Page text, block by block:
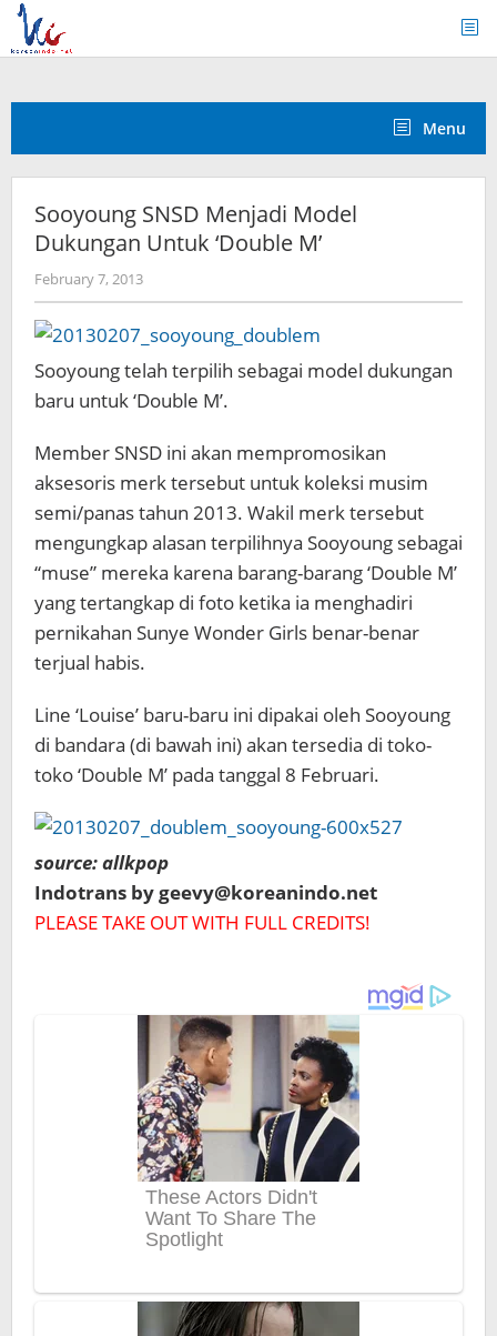
Skip
content
Menu
Sooyoung SNSD Menjadi Model
Dukungan Untuk ‘Double M’
February 7, 2013by
Koreanindo
Sooyoung telah terpilih sebagai model dukungan
baru untuk ‘Double M’.
Member SNSD ini akan mempromosikan
aksesoris merk tersebut untuk koleksi musim
semi/panas tahun 2013. Wakil merk tersebut
mengungkap alasan terpilihnya Sooyoung sebagai
“muse” mereka karena barang-barang ‘Double M’
yang tertangkap di foto ketika ia menghadiri
pernikahan Sunye Wonder Girls benar-benar
terjual habis.
Line ‘Louise’ baru-baru ini dipakai oleh Sooyoung
di bandara (di bawah ini) akan tersedia di toko-
toko ‘Double M’ pada tanggal 8 Februari.
source: allkpop
Indotrans by geevy@koreanindo.net
PLEASE TAKE OUT WITH FULL CREDITS!